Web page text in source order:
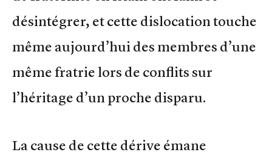
désintégrer, et cette dislocation touche
même aujourd’hui des membres d’une
même fratrie lors de conflits sur
l’héritage d’un proche disparu.
La cause de cette dérive émane